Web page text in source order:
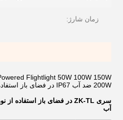
زمان شارژ:
Flightlight 50W 100W 150W
200W ضد آب IP67 در فضای باز استفاده از نور سیل خورشیدی
آب